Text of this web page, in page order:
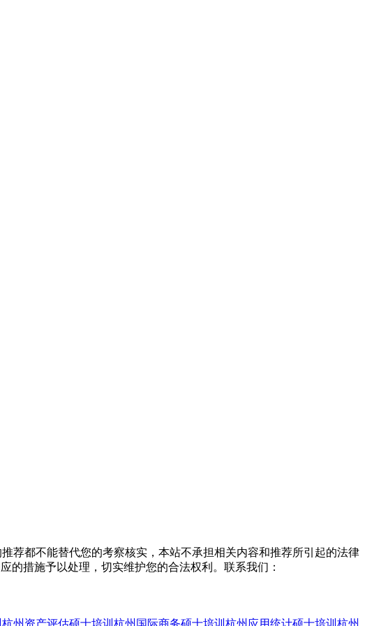
荐都不能替代您的考察核实，本站不承担相关内容和推荐所引起的法律
措施予以处理，切实维护您的合法权利。联系我们：